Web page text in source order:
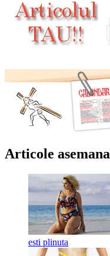
Articole
esti plinuta